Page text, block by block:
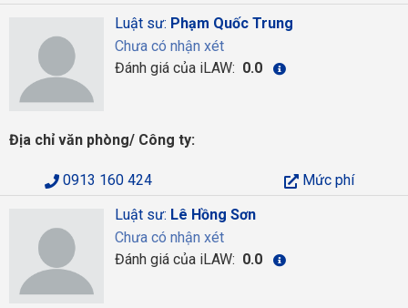
Luật sư: Phạm Quốc Trung
Chưa có nhận xét
Đánh giá của iLAW: 0.0
Địa chỉ văn phòng/ Công ty:
0913 160 424
Mức phí
Luật sư: Lê Hồng Sơn
Chưa có nhận xét
Đánh giá của iLAW: 0.0